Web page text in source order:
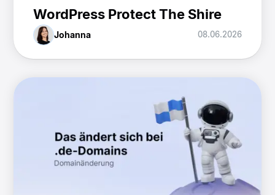
WordPress Protect The Shire
Johanna 08.06.2026